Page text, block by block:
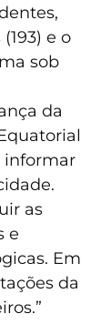
e o
sob
da
informar
as
e
Em
da